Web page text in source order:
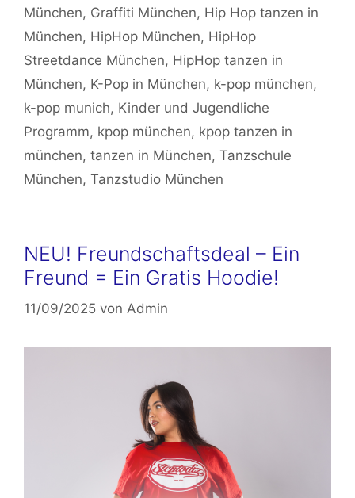
München, Graffiti München, Hip Hop tanzen in
München, HipHop München, HipHop
Streetdance München, HipHop tanzen in
München, K-Pop in München, k-pop münchen,
k-pop munich, Kinder und Jugendliche
Programm, kpop münchen, kpop tanzen in
münchen, tanzen in München, Tanzschule
München, Tanzstudio München
NEU! Freundschaftsdeal – Ein
Freund = Ein Gratis Hoodie!
11/09/2025 von Admin